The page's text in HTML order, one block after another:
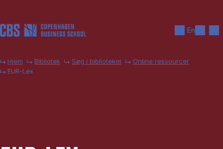
En
Hjem Bibliotek Søg i biblioteket
Online ressourcer
EUR-Lex